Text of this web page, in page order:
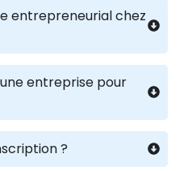
entrepreneurial chez
entreprise pour
?